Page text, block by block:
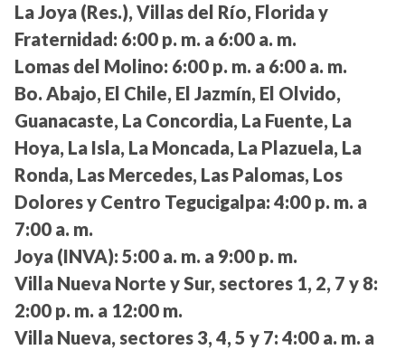
La Joya (Res.), Villas del Río, Florida y
Fraternidad: 6:00 p. m. a 6:00 a. m.
Lomas del Molino: 6:00 p. m. a 6:00 a. m.
Bo. Abajo, El Chile, El Jazmín, El Olvido,
Guanacaste, La Concordia, La Fuente, La
Hoya, La Isla, La Moncada, La Plazuela, La
Ronda, Las Mercedes, Las Palomas, Los
Dolores y Centro Tegucigalpa: 4:00 p. m. a
7:00 a. m.
Joya (INVA): 5:00 a. m. a 9:00 p. m.
Villa Nueva Norte y Sur, sectores 1, 2, 7 y 8:
2:00 p. m. a 12:00 m.
Villa Nueva, sectores 3, 4, 5 y 7: 4:00 a. m. a